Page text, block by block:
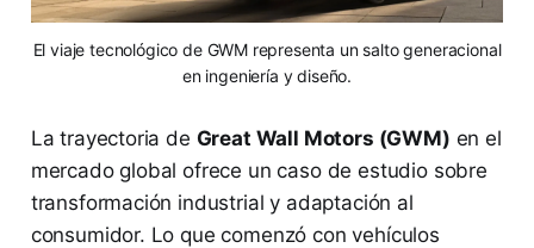
El viaje tecnológico de GWM representa un salto generacional
en ingeniería y diseño.
La trayectoria de Great Wall Motors (GWM) en el
mercado global ofrece un caso de estudio sobre
transformación industrial y adaptación al
consumidor. Lo que comenzó con vehículos